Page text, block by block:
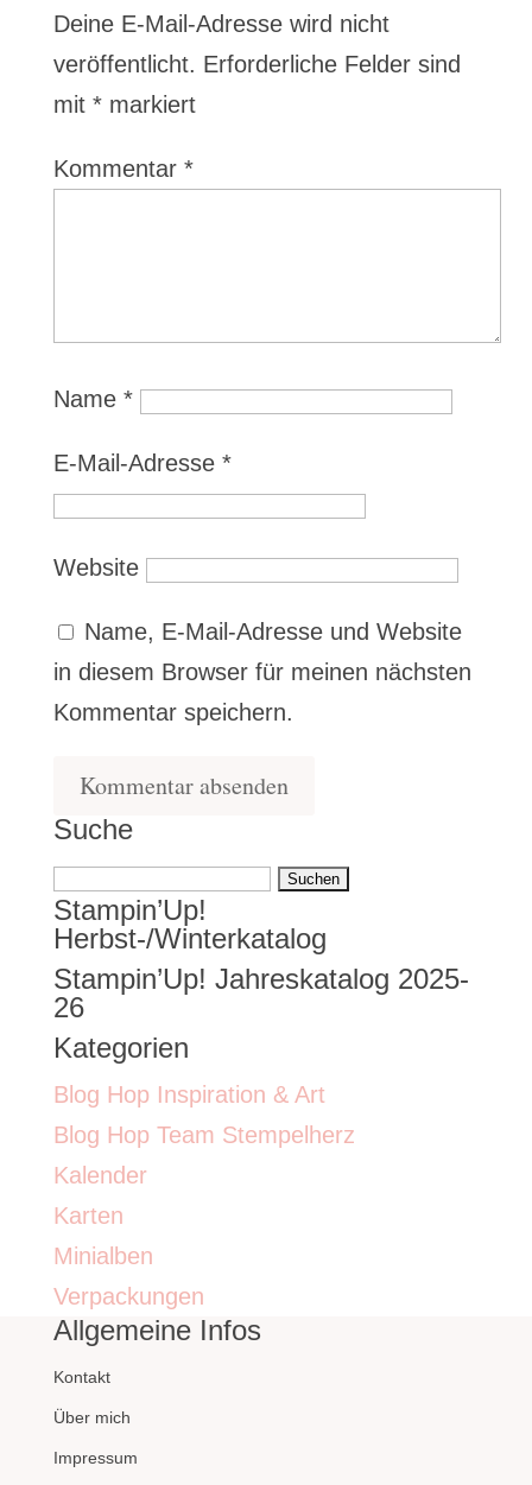
Deine E-Mail-Adresse wird nicht
veröffentlicht. Erforderliche Felder sind
mit *markiert
Kommentar *
Name *
E-Mail-Adresse *
Website
Name, E-Mail-Adresse und Website
in diesem Browser für meinen nächsten
Kommentar speichern.
Suche
Suchen
nach:
Stampin’Up!
Herbst-/Winterkatalog
Stampin’Up! Jahreskatalog 2025-
26
Kategorien
Blog Hop Inspiration & Art
Blog Hop Team Stempelherz
Kalender
Karten
Minialben
Verpackungen
Allgemeine Infos
Kontakt
Über mich
Impressum